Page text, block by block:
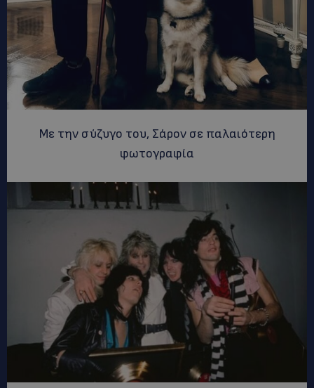
Με την σύζυγο του, Σάρον σε παλαιότερη
φωτογραφία